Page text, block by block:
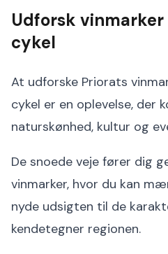
Udforsk
cykel
At udforske Priorats
cykel er en oplevelse, der
naturskønhed, kultur og
De snoede veje fører dig
vinmarker, hvor du kan
nyde udsigten til de
kendetegner regionen.